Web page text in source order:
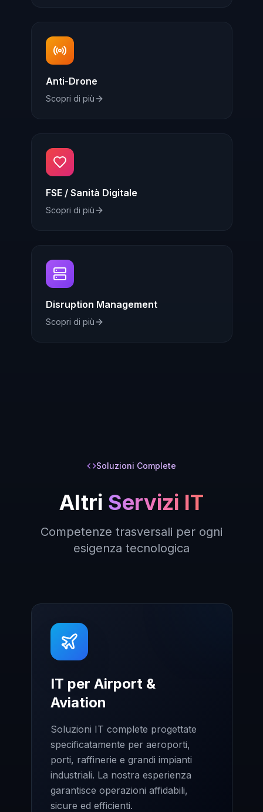
Anti-Drone
Scopri di più
FSE / Sanità Digitale
Scopri di più
Disruption Management
Scopri di più
Soluzioni Complete
Altri Servizi IT
Competenze trasversali per ogni
esigenza tecnologica
IT per Airport &
Aviation
Soluzioni IT complete progettate
specificatamente per aeroporti,
porti, raffinerie e grandi impianti
industriali. La nostra esperienza
garantisce operazioni affidabili,
sicure ed efficienti.